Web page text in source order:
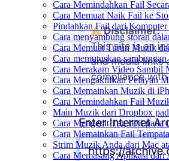
Cara Memindahkan Fail
Cara Memuat Naik Fail ke
Pindahkan Fail dari
Cara menyambung storan
Cara Memuat Turun Muzik
Cara memutuskan
Cara Merakam Video Sambil
Cara Mengaktifkan Pelayan
Cara Memainkan Muzik di
Cara Memindahkan Fail
Main Muzik dari Dropbox
Cara Mengedit Tag ID3 pada
Cara Memainkan Fail
Strim Muzik Anda dari Mac
Cara Memasang Aplikasi